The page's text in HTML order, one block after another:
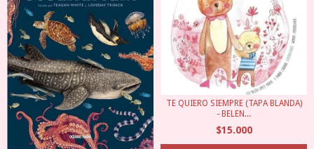
TE QUIERO SIEMPRE (TAPA BLANDA)
- BELEN...
$15.000